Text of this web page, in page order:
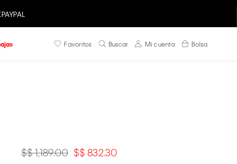
Favoritos Buscar Mi cuenta Bolsa
$ 1,189.00 $ 832.30